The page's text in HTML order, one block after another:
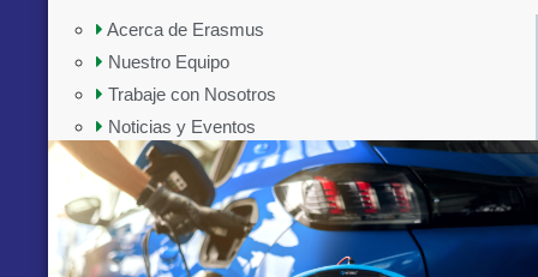
Acerca de Erasmus
Nuestro Equipo
Trabaje con Nosotros
Noticias y Eventos